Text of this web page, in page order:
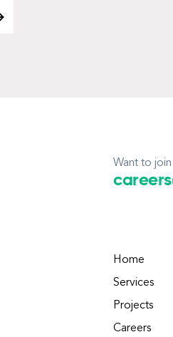
Want to join
Home
Services
Projects
Careers